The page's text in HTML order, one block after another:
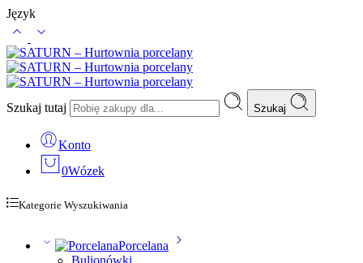
Język
Szukaj tutaj Szukaj
Konto
0Wózek
Kategorie Wyszukiwania
Porcelana